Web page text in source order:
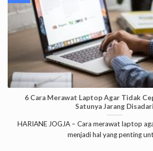
6 Cara Merawat Laptop Agar Tidak
Satunya Jarang Disadari
HARIANE JOGJA – Cara merawat laptop
menjadi hal yang penting